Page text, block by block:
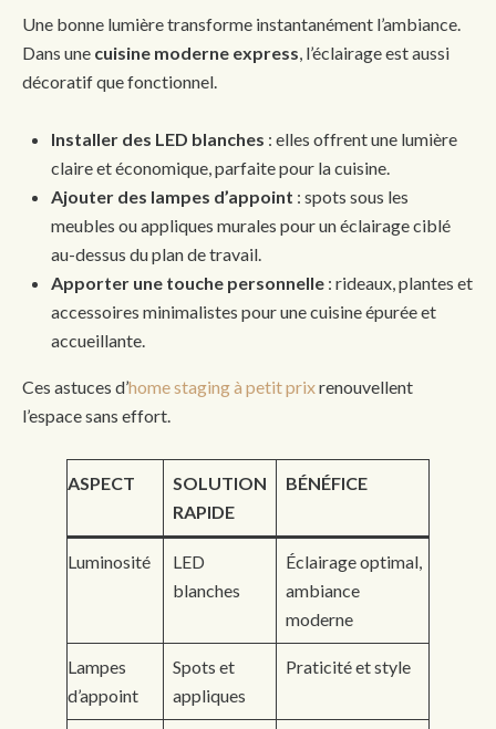
Une bonne lumière transforme instantanément l’ambiance.
Dans une cuisine moderne express, l’éclairage est aussi
décoratif que fonctionnel.
Installer des LED blanches : elles offrent une lumière
claire et économique, parfaite pour la cuisine.
Ajouter des lampes d’appoint : spots sous les
meubles ou appliques murales pour un éclairage ciblé
au-dessus du plan de travail.
Apporter une touche personnelle : rideaux, plantes et
accessoires minimalistes pour une cuisine épurée et
accueillante.
Ces astuces d’home staging à petit prixrenouvellent
l’espace sans effort.
ASPECT
SOLUTION
RAPIDE
BÉNÉFICE
Luminosité
LED
blanches
Éclairage optimal,
ambiance
moderne
Lampes
d’appoint
Spots et
appliques
Praticité et style